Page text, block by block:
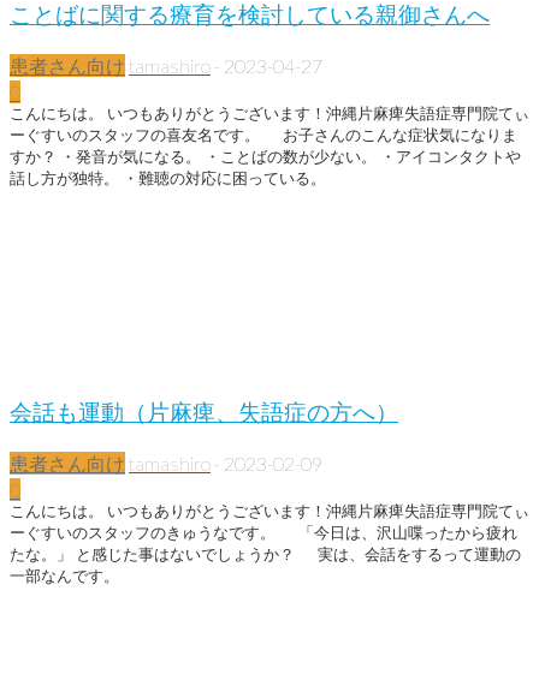
ことばに関する療育を検討している親御さんへ
患者さん向け tamashiro - 2023-04-27
0
こんにちは。 いつもありがとうございます！沖縄片麻痺失語症専門院てぃ
ーぐすいのスタッフの喜友名です。 お子さんのこんな症状気になりま
すか？ ・発音が気になる。 ・ことばの数が少ない。 ・アイコンタクトや
話し方が独特。 ・難聴の対応に困っている。
会話も運動（片麻痺、失語症の方へ）
患者さん向け tamashiro - 2023-02-09
0
こんにちは。 いつもありがとうございます！沖縄片麻痺失語症専門院てぃ
ーぐすいのスタッフのきゅうなです。 「今日は、沢山喋ったから疲れ
たな。」 と感じた事はないでしょうか？ 実は、会話をするって運動の
一部なんです。